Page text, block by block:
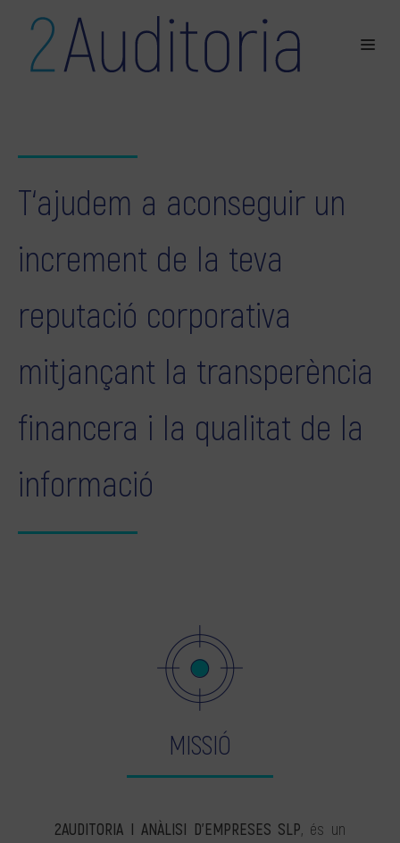
T‘ajudem a aconseguir un
increment de la teva
reputació corporativa
mitjançant la transperència
financera i la qualitat de la
informació
MISSIÓ
2AUDITORIA I ANÀLISI D’EMPRESES SLP, és un